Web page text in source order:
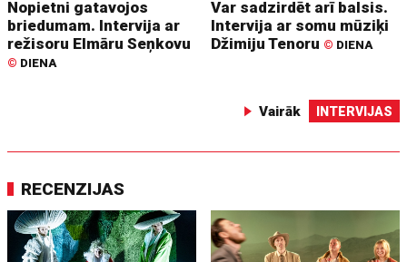
Nopietni gatavojos
briedumam. Intervija ar
režisoru Elmāru Seņkovu
© DIENA
Var sadzirdēt arī balsis.
Intervija ar somu mūziķi
Džimiju Tenoru © DIENA
Vairāk INTERVIJAS
RECENZIJAS